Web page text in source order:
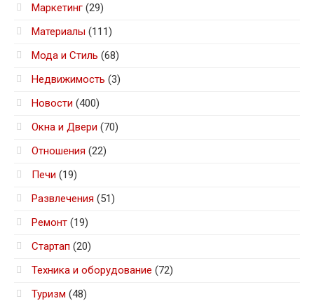
Маркетинг (29)
Материалы (111)
Мода и Стиль (68)
Недвижимость (3)
Новости (400)
Окна и Двери (70)
Отношения (22)
Печи (19)
Развлечения (51)
Ремонт (19)
Стартап (20)
Техника и оборудование (72)
Туризм (48)